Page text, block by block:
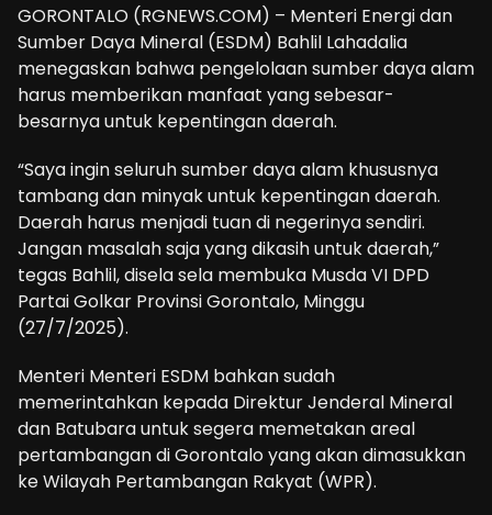
GORONTALO (RGNEWS.COM) – Menteri Energi dan
Sumber Daya Mineral (ESDM) Bahlil Lahadalia
menegaskan bahwa pengelolaan sumber daya alam
harus memberikan manfaat yang sebesar-
besarnya untuk kepentingan daerah.
“Saya ingin seluruh sumber daya alam khususnya
tambang dan minyak untuk kepentingan daerah.
Daerah harus menjadi tuan di negerinya sendiri.
Jangan masalah saja yang dikasih untuk daerah,”
tegas Bahlil, disela sela membuka Musda VI DPD
Partai Golkar Provinsi Gorontalo, Minggu
(27/7/2025).
Menteri Menteri ESDM bahkan sudah
memerintahkan kepada Direktur Jenderal Mineral
dan Batubara untuk segera memetakan areal
pertambangan di Gorontalo yang akan dimasukkan
ke Wilayah Pertambangan Rakyat (WPR).